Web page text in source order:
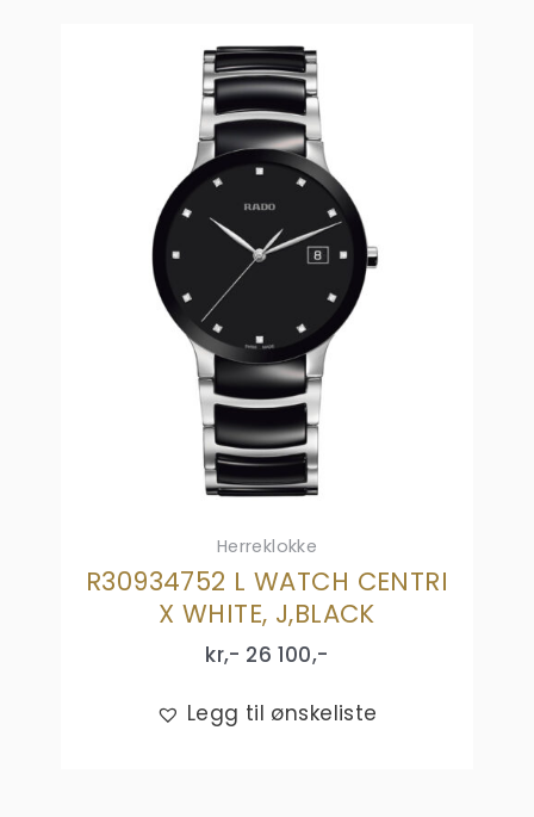
Herreklokke
R30934752 L WATCH CENTRI
X WHITE, J,BLACK
kr,- 26 100,-
Legg til ønskeliste